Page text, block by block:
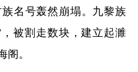
名号轰然崩塌。九黎族
被割走数块，建立起濉
阁。